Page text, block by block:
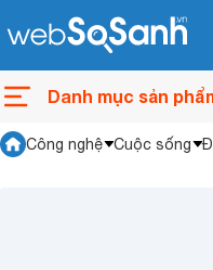
Danh mục sản
Công nghệ Cuộc sống